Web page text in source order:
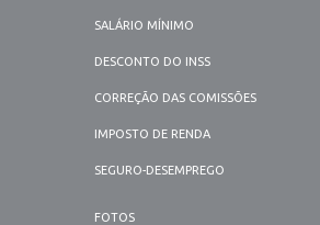
SALÁRIO MÍNIMO
DESCONTO DO INSS
CORREÇÃO DAS COMISSÕES
IMPOSTO DE RENDA
SEGURO-DESEMPREGO
FOTOS